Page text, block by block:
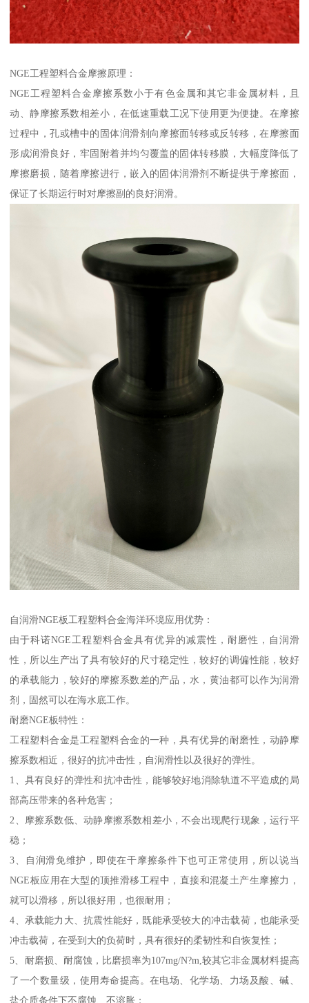
NGE工程塑料合金摩擦原理：
NGE工程塑料合金摩擦系数小于有色金属和其它非金属材料，且
动、静摩擦系数相差小，在低速重载工况下使用更为便捷。在摩擦
过程中，孔或槽中的固体润滑剂向摩擦面转移或反转移，在摩擦面
形成润滑良好，牢固附着并均匀覆盖的固体转移膜，大幅度降低了
摩擦磨损，随着摩擦进行，嵌入的固体润滑剂不断提供于摩擦面，
保证了长期运行时对摩擦副的良好润滑。
自润滑NGE板工程塑料合金海洋环境应用优势：
由于科诺NGE工程塑料合金具有优异的减震性，耐磨性，自润滑
性，所以生产出了具有较好的尺寸稳定性，较好的调偏性能，较好
的承载能力，较好的摩擦系数差的产品，水，黄油都可以作为润滑
剂，固然可以在海水底工作。
耐磨NGE板特性：
工程塑料合金是工程塑料合金的一种，具有优异的耐磨性，动静摩
擦系数相近，很好的抗冲击性，自润滑性以及很好的弹性。
1、具有良好的弹性和抗冲击性，能够较好地消除轨道不平造成的局
部高压带来的各种危害；
2、摩擦系数低、动静摩擦系数相差小，不会出现爬行现象，运行平
稳；
3、自润滑免维护，即使在干摩擦条件下也可正常使用，所以说当
NGE板应用在大型的顶推滑移工程中，直接和混凝土产生摩擦力，
就可以滑移，所以很好用，也很耐用；
4、承载能力大、抗震性能好，既能承受较大的冲击载荷，也能承受
冲击载荷，在受到大的负荷时，具有很好的柔韧性和自恢复性；
5、耐磨损、耐腐蚀，比磨损率为107mg/N?m,较其它非金属材料提高
了一个数量级，使用寿命提高。在电场、化学场、力场及酸、碱、
盐介质条件下不腐蚀、不溶胀；